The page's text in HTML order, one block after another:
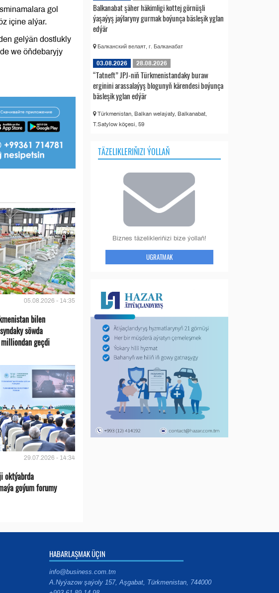
gol
içine alýar.
gelýän dostlukly
we öňdebaryjy
05.08.2026 - 14:35
bilen
söwda
geçdi
29.07.2026 - 14:34
oktýabrda
goýum forumy
Balkanabat şäher häkimligi kottej görnüşli
ýaşaýyş jaýlaryny gurmak boýunça bäsleşik yglan
edýär
Балканский велаят, г. Балканабат
03.08.2026 28.08.2026
“Tatneft” JPJ-niň Türkmenistandaky buraw
erginini arassalaýyş blogunyň kärendesi boýunça
bäsleşik yglan edýär
Türkmenistan, Balkan welaýaty, Balkanabat,
T.Satylow köçesi, 59
TÄZELIKLERIŇIZI ÝOLLAŇ
Biznes täzelikleriňizi bize ýollaň!
UGRATMAK
HABARLAŞMAK ÜÇIN
info@business.com.tm
A.Nyýazow şaýoly 157, Aşgabat, Türkmenistan, 744000